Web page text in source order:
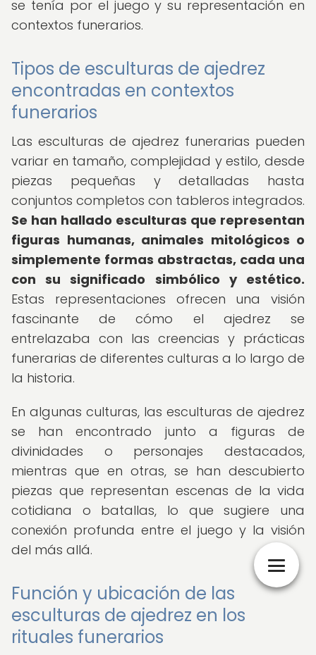
se tenía por el juego y su representación en
contextos funerarios.
Tipos de esculturas de ajedrez
encontradas en contextos
funerarios
Las esculturas de ajedrez funerarias pueden
variar en tamaño, complejidad y estilo, desde
piezas pequeñas y detalladas hasta
conjuntos completos con tableros integrados.
Se han hallado esculturas que representan
figuras humanas, animales mitológicos o
simplemente formas abstractas, cada una
con su significado simbólico y estético.
Estas representaciones ofrecen una visión
fascinante de cómo el ajedrez se
entrelazaba con las creencias y prácticas
funerarias de diferentes culturas a lo largo de
la historia.
En algunas culturas, las esculturas de ajedrez
se han encontrado junto a figuras de
divinidades o personajes destacados,
mientras que en otras, se han descubierto
piezas que representan escenas de la vida
cotidiana o batallas, lo que sugiere una
conexión profunda entre el juego y la visión
del más allá.
Función y ubicación de las
esculturas de ajedrez en los
rituales funerarios